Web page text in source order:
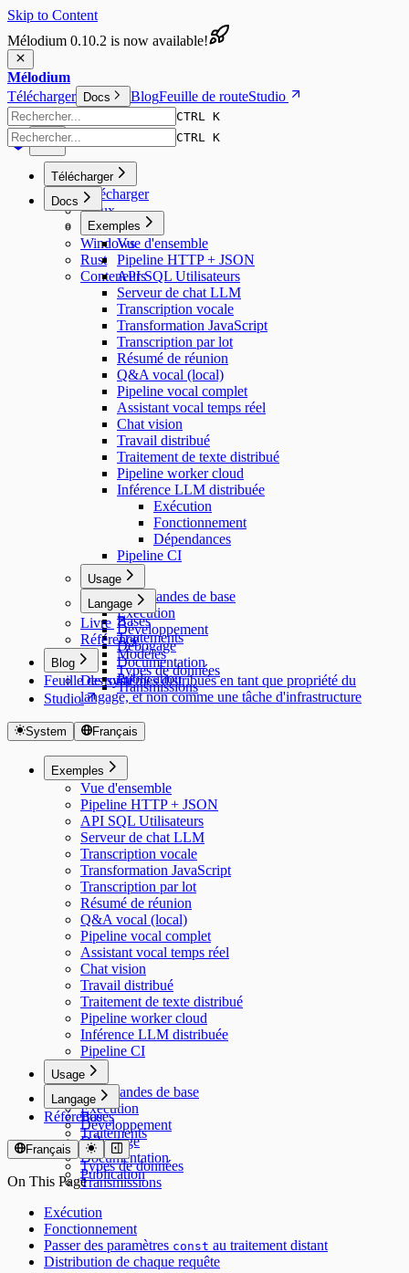
Skip to Content
Mélodium 0.10.2 is now available!
Mélodium
Télécharger
Docs BlogFeuille de routeStudio
CTRL K
CTRL K
Télécharger
Télécharger
Linux
macOS
Windows
Rust
Conteneurs
Docs
Exemples
Vue d'ensemble
Pipeline HTTP + JSON
API SQL Utilisateurs
Serveur de chat LLM
Transcription vocale
Transformation JavaScript
Transcription par lot
Résumé de réunion
Q&A vocal (local)
Pipeline vocal complet
Assistant vocal temps réel
Chat vision
Travail distribué
Traitement de texte distribué
Pipeline worker cloud
Inférence LLM distribuée
Exécution
Fonctionnement
Dépendances
Pipeline CI
Usage
Commandes de base
Exécution
Développement
Débogage
Documentation
Publication
Langage
Bases
Traitements
Modèles
Types de données
Transmissions
Livre
Référence
Blog
Des systèmes distribués en tant que propriété du
langage, et non comme une tâche d'infrastructure
Feuille de route
Studio
System Français
Exemples
Vue d'ensemble
Pipeline HTTP + JSON
API SQL Utilisateurs
Serveur de chat LLM
Transcription vocale
Transformation JavaScript
Transcription par lot
Résumé de réunion
Q&A vocal (local)
Pipeline vocal complet
Assistant vocal temps réel
Chat vision
Travail distribué
Traitement de texte distribué
Pipeline worker cloud
Inférence LLM distribuée
Pipeline CI
Usage
Commandes de base
Exécution
Développement
Débogage
Documentation
Publication
Langage
Bases
Traitements
Modèles
Types de données
Transmissions
Référence
Français
On This Page
Exécution
Fonctionnement
Passer des paramètres const au traitement distant
Distribution de chaque requête